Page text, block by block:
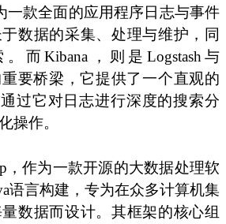
一款全面的应用程序日志与事件
数据的采集、处理与维护，同
而Kibana，则是Logstash与
重要桥梁，它提供了一个直观的
过它对日志进行深度的搜索分
操作。
，作为一款开源的大数据处理软
语言构建，专为在众多计算机集
数据而设计。其框架的核心组